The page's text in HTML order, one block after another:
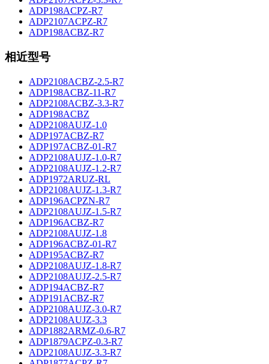
ADP198ACPZ-R7
ADP2107ACPZ-R7
ADP198ACBZ-R7
相近型号
ADP2108ACBZ-2.5-R7
ADP198ACBZ-11-R7
ADP2108ACBZ-3.3-R7
ADP198ACBZ
ADP2108AUJZ-1.0
ADP197ACBZ-R7
ADP197ACBZ-01-R7
ADP2108AUJZ-1.0-R7
ADP2108AUJZ-1.2-R7
ADP1972ARUZ-RL
ADP2108AUJZ-1.3-R7
ADP196ACPZN-R7
ADP2108AUJZ-1.5-R7
ADP196ACBZ-R7
ADP2108AUJZ-1.8
ADP196ACBZ-01-R7
ADP195ACBZ-R7
ADP2108AUJZ-1.8-R7
ADP2108AUJZ-2.5-R7
ADP194ACBZ-R7
ADP191ACBZ-R7
ADP2108AUJZ-3.0-R7
ADP2108AUJZ-3.3
ADP1882ARMZ-0.6-R7
ADP1879ACPZ-0.3-R7
ADP2108AUJZ-3.3-R7